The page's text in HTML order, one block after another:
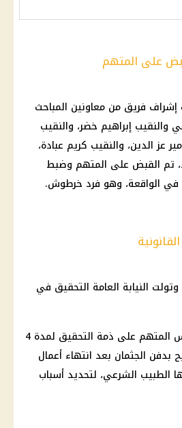
على المتهم
إشراف فريق من معاونين المباحث
والنقيب إبراهيم خضر، والنقيب
عز الدين، والنقيب كريم عبادة،
تم القبض على المتهم وضبط
في الواقعة، وهو فرد خرطوش.
النيابة العامة التحقيق في
وأصدرت النيابة قرارًا بحبس المتهم على ذمة التحقيق لمدة 4
بدفن الجثمان بعد انتهاء أعمال
الطبيب الشرعي، لتحديد أسباب